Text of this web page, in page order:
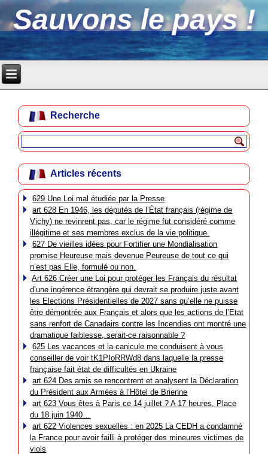
Sauvons le pays !
Recherche
Articles récents
629 Une Loi mal étudiée par la Presse
art 628 En 1946, les députés de l’État français (régime de
Vichy) ne revinrent pas, car le régime fut considéré comme
illégitime et ses membres exclus de la vie politique.
627 De vieilles idées pour Fortifier une Mondialisation
promise Heureuse mais devenue Peureuse de tout ce qui
n’est pas Elle, formulé ou non.
Art 626 Créer une Loi pour protéger les Français du résultat
d’une ingérence étrangère qui devrait se produire juste avant
les Elections Présidentielles de 2027 sans qu’elle ne puisse
être démontrée aux Français et alors que les actions de l’Etat
sans renfort de Canadairs contre les Incendies ont montré une
dramatique faiblesse, serait-ce raisonnable ?
625 Les vacances et la canicule me conduisent à vous
conseiller de voir tK1PIoRRWd8 dans laquelle la presse
française fait état de difficultés en Ukraine
art 624 Des amis se rencontrent et analysent la Déclaration
du Président aux Armées à l’Hôtel de Brienne
art 623 Vous êtes à Paris ce 14 juillet ? A 17 heures, Place
du 18 juin 1940…
art 622 Violences sexuelles : en 2025 La CEDH a condamné
la France pour avoir failli à protéger des mineures victimes de
viols